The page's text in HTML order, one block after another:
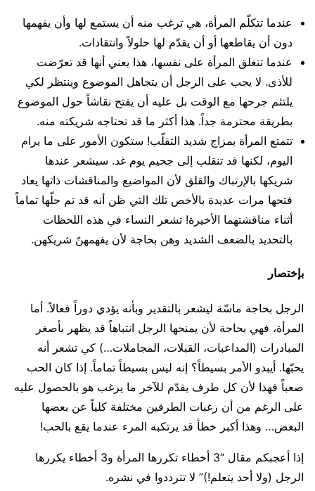
عندما تتكلّم المرأة، هي ترغب منه أن يستمع لها وأن يفهمها
دون أن يقاطعها أو أن يقدّم لها حلولاً وانتقادات.
عندما تنغلق المرأة على نفسها، هذا يعني أنها قد تعرّضت
للأذى. لا يجب على الرجل أن يتجاهل الموضوع وينتظر لكي
يلتئم جرحها مع الوقت بل عليه أن يفتح نقاشاً حول الموضوع
بطريقة محترمة جداً. هذا أكثر ما قد تحتاجه شريكته منه.
تتمتع المرأة بمزاج شديد التقلّب! ستكون الأمور على ما يرام
اليوم، لكنها قد تنقلب إلى جحيم يوم غد. سيشعر عندها
شريكها بالإرتباك والقلق لأن المواضيع والمناقشات ذاتها يعاد
فتحها مرات عديدة بالأخص تلك التي ظن أنه قد تم حلّها تماماً
أثناء مناقشتهما الأخيرة! تشعر النساء في هذه اللحظات
بالتحديد بالضعف الشديد وهن بحاجة لأن يفهمهنً شريكهن.
بإختصار
الرجل بحاجة ماسّة ليشعر بالتقدير وبأنه يؤدي دوراً فعالاً. أما
المرأة، فهي بحاجة لأن يمنحها الرجل انتباهاً قد يظهر بأصغر
المبادرات (المداعبات، القبلات، المجاملات…) كي تشعر أنه
يحبّها. أيبدو الأمر بسيطاً؟ إنه ليس بسيطاً تماماً. إذا كان الحب
صعباً فهذا لأن كل طرف يقدّم للآخر ما يرغب هو بالحصول عليه
على الرغم من أن رغبات الطرفين مختلفة كلياً عن بعضها
البعض… وهذا أكبر خطأ قد يرتكبه المرء عندما يقع بالحب!
إذا أعجبكم مقال “3 أخطاء تكررها المرأة و3 أخطاء يكررها
الرجل (ولا أحد يتعلم!)” لا تترددوا في نشره.